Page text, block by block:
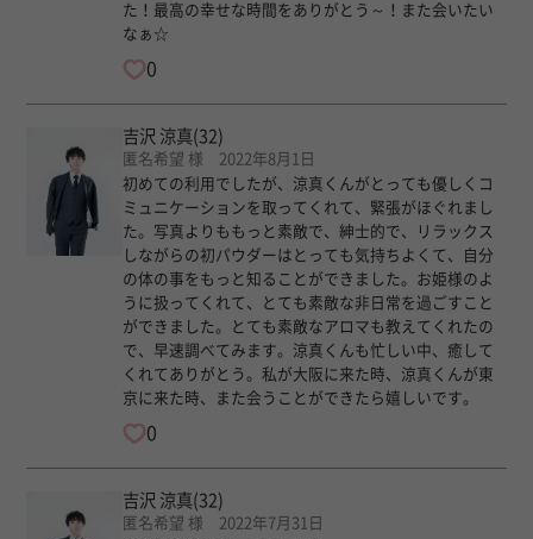
た！最高の幸せな時間をありがとう～！また会いたい
なぁ☆
0
吉沢 涼真(32)
匿名希望 様 2022年8月1日
初めての利用でしたが、涼真くんがとっても優しくコ
ミュニケーションを取ってくれて、緊張がほぐれまし
た。写真よりももっと素敵で、紳士的で、リラックス
しながらの初パウダーはとっても気持ちよくて、自分
の体の事をもっと知ることができました。お姫様のよ
うに扱ってくれて、とても素敵な非日常を過ごすこと
ができました。とても素敵なアロマも教えてくれたの
で、早速調べてみます。涼真くんも忙しい中、癒して
くれてありがとう。私が大阪に来た時、涼真くんが東
京に来た時、また会うことができたら嬉しいです。
0
吉沢 涼真(32)
匿名希望 様 2022年7月31日